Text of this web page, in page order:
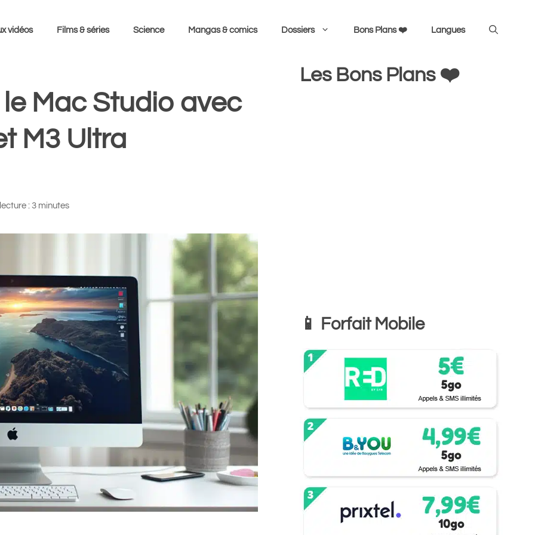
vidéos Films & séries Science Mangas & comics Dossiers Bons Plans ❤️ Langues
Mac Studio avec
M3 Ultra
: 3 minutes
Les Bons Plans ❤️
📱 Forfait Mobile